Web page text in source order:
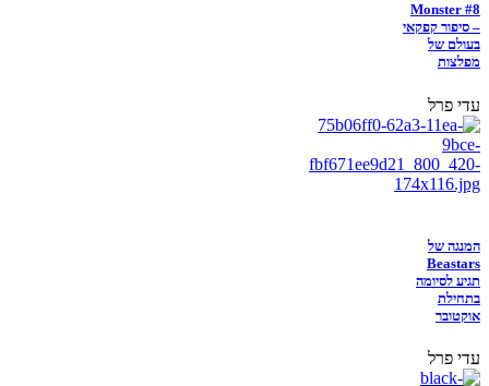
Monster #8
– סיפור קפקאי
בעולם של
מפלצות
עדי פרל
המנגה של
Beastars
תגיע לסיומה
בתחילת
אוקטובר
עדי פרל